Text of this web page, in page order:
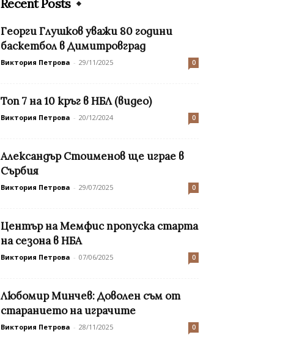
Recent Posts
Георги Глушков уважи 80 години
баскетбол в Димитровград
Виктория Петрова - 29/11/2025 0
Топ 7 на 10 кръг в НБЛ (видео)
Виктория Петрова - 20/12/2024 0
Александър Стоименов ще играе в
Сърбия
Виктория Петрова - 29/07/2025 0
Център на Мемфис пропуска старта
на сезона в НБА
Виктория Петрова - 07/06/2025 0
Любомир Минчев: Доволен съм от
старанието на играчите
Виктория Петрова - 28/11/2025 0